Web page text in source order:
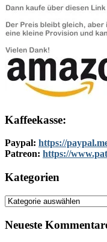
Kaffeekasse:
Paypal: https://
Patreon: https://
Kategorien
Kategorien
Neueste